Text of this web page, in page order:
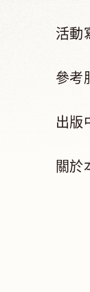
活動
參考
出版
關於